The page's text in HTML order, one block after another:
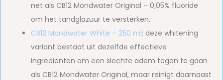
net als CB12 Mondwater Original – 0,05% fluoride
om het tandglazuur te versterken.
CB12 Mondwater White – 250 ml: deze whitening
variant bestaat uit dezelfde effectieve
ingrediënten om een slechte adem tegen te gaan
als CB12 Mondwater Original, maar reinigt daarnaast